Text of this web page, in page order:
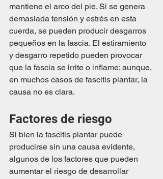
mantiene el arco del pie. Si se genera
demasiada tensión y estrés en esta
cuerda, se pueden producir desgarros
pequeños en la fascia. El estiramiento
y desgarro repetido pueden provocar
que la fascia se irrite o inflame; aunque,
en muchos casos de fascitis plantar, la
causa no es clara.
Factores de riesgo
Si bien la fascitis plantar puede
producirse sin una causa evidente,
algunos de los factores que pueden
aumentar el riesgo de desarrollar